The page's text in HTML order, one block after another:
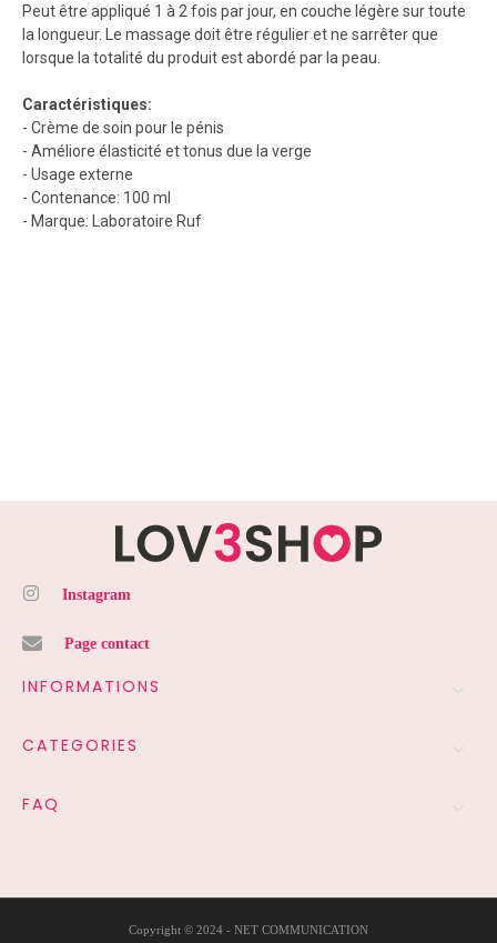
Peut être appliqué 1 à 2 fois par jour, en couche légère sur toute
la longueur. Le massage doit être régulier et ne sarrêter que
lorsque la totalité du produit est abordé par la peau.
Caractéristiques:
- Crème de soin pour le pénis
- Améliore élasticité et tonus due la verge
- Usage externe
- Contenance: 100 ml
- Marque: Laboratoire Ruf
Instagram
Page contact
INFORMATIONS
CATEGORIES
FAQ
Copyright © 2024 - NET COMMUNICATION